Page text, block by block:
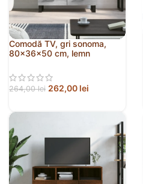
Comodă TV, gri sonoma,
80x36x50 cm, lemn
264,00lei 262,00 lei